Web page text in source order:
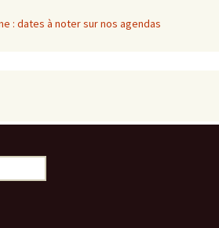
: dates à noter sur nos agendas